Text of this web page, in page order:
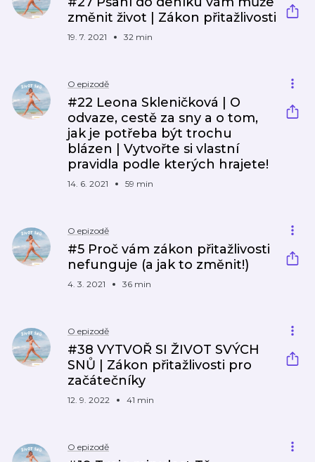
změnit život | Zákon přitažlivosti
19. 7. 2021 32 min
O epizodě
#22 Leona Skleničková | O
odvaze, cestě za sny a o tom,
jak je potřeba být trochu
blázen | Vytvořte si vlastní
pravidla podle kterých hrajete!
14. 6. 2021 59 min
O epizodě
#5 Proč vám zákon přitažlivosti
nefunguje (a jak to změnit!)
4. 3. 2021 36 min
O epizodě
#38 VYTVOŘ SI ŽIVOT SVÝCH
SNŮ | Zákon přitažlivosti pro
začátečníky
12. 9. 2022 41 min
O epizodě